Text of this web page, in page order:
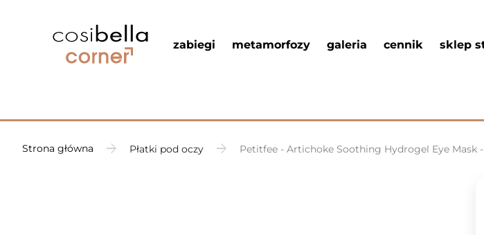
zabiegi metamorfozy galeria cennik sklep
Strona główna Płatki pod oczy Petitfee - Artichoke Soothing Hydrogel Eye Mask